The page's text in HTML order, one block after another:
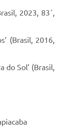
2023, 83´,
(Brasil, 2016,
do Sol’ (Brasil,